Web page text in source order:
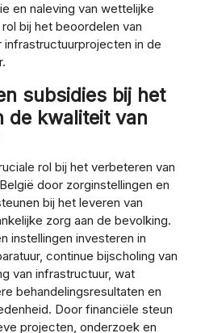
en naleving van wettelijke
bij het beoordelen van
infrastructuurprojecten in de
subsidies bij het
de kwaliteit van
rol bij het verbeteren van
door zorginstellingen en
bij het leveren van
zorg aan de bevolking.
instellingen investeren in
continue bijscholing van
van infrastructuur, wat
behandelingsresultaten en
Door financiële steun
projecten, onderzoek en